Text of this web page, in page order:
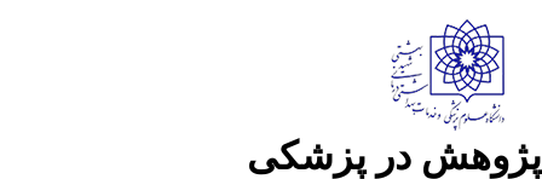
در پزشکی